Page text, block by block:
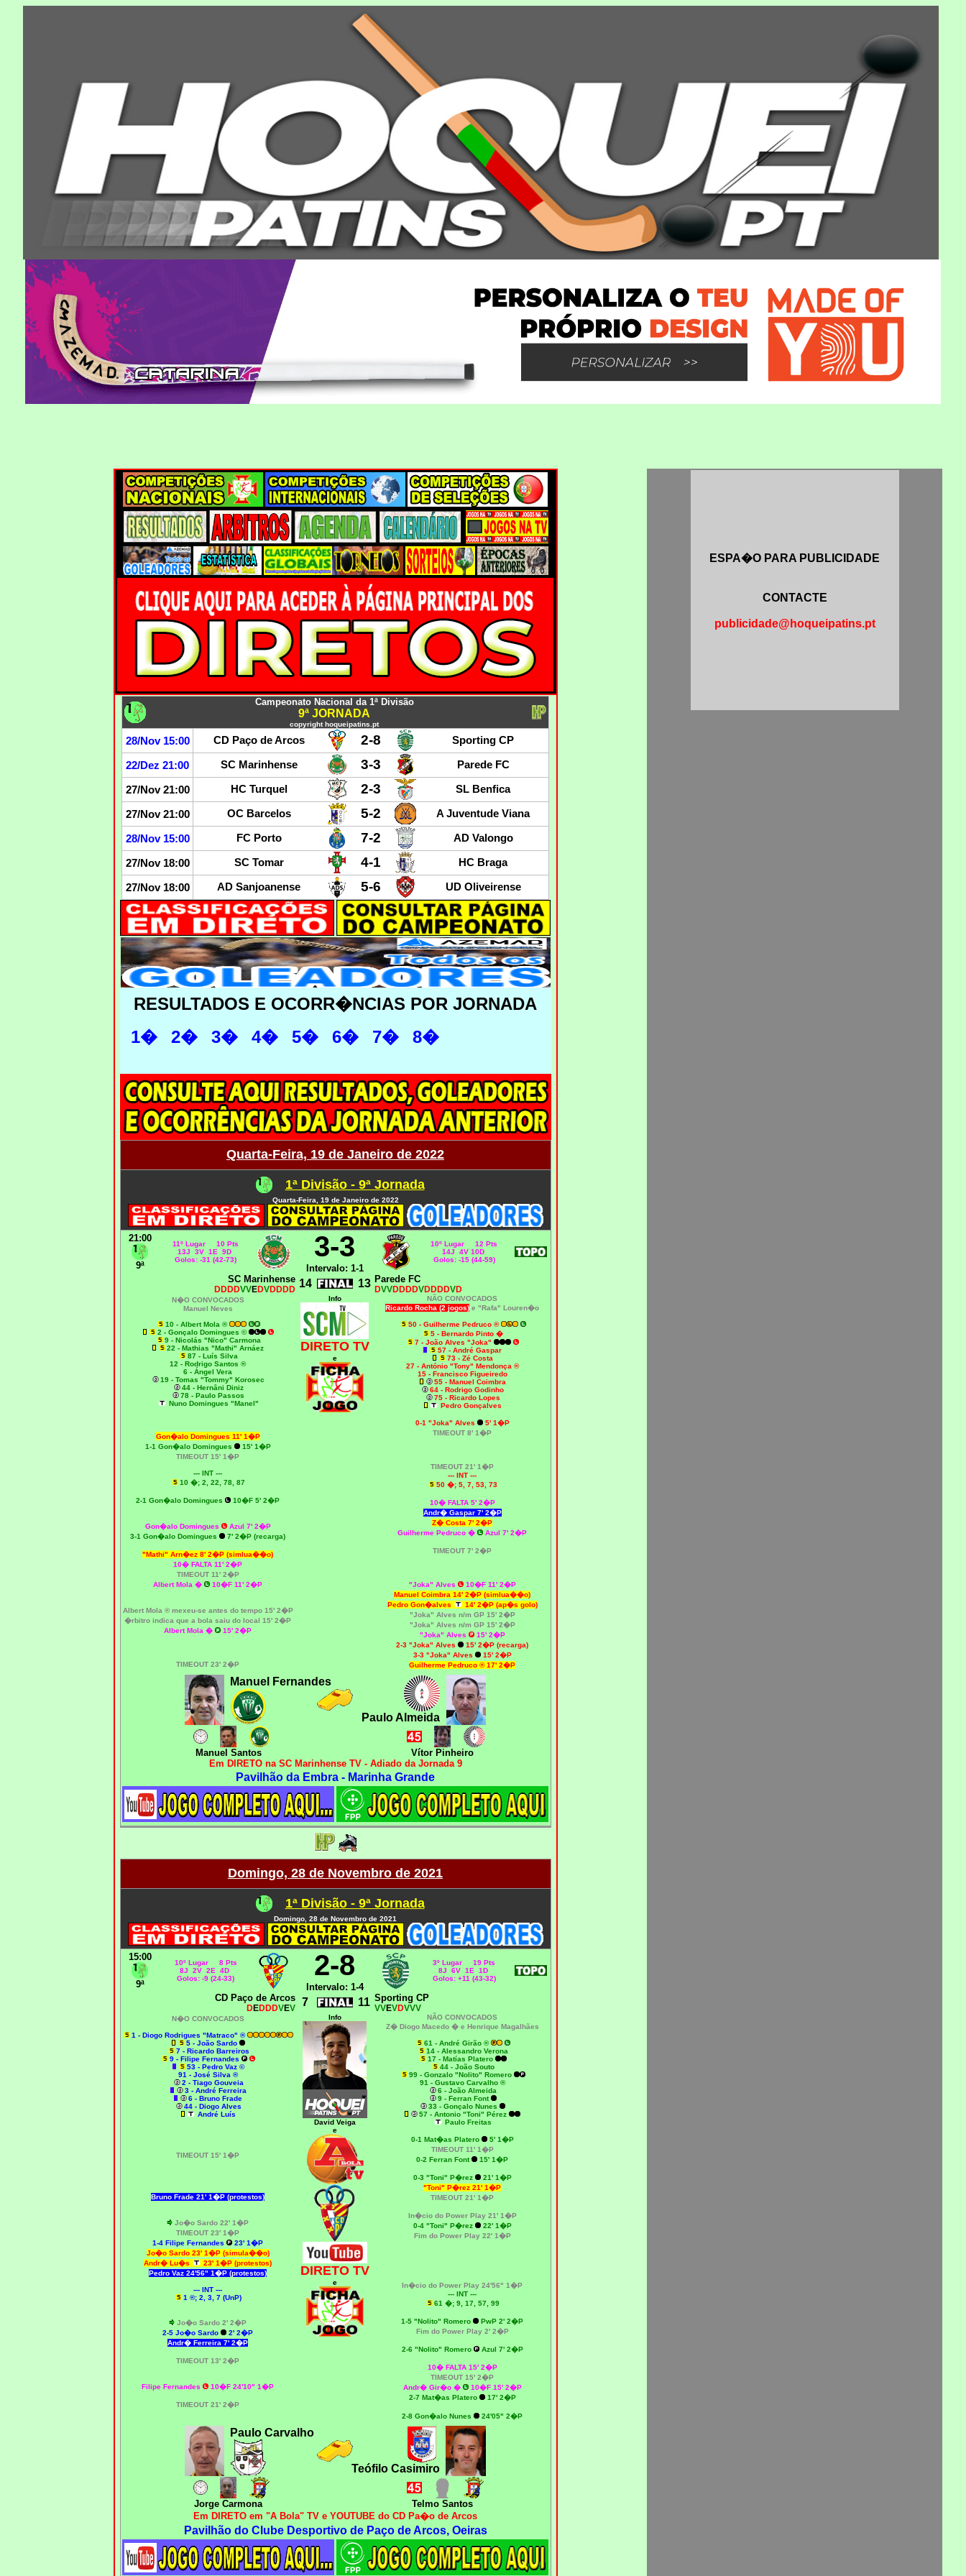
Campeonato Nacional da 1ª Divisão
9ª JORNADA
copyright hoqueipatins.pt
28/Nov 15:00 CD Paço de Arcos 2-8 Sporting CP
22/Dez 21:00 SC Marinhense 3-3 Parede FC
27/Nov 21:00 HC Turquel 2-3 SL Benfica
27/Nov 21:00 OC Barcelos 5-2 A Juventude Viana
28/Nov 15:00 FC Porto 7-2 AD Valongo
27/Nov 18:00 SC Tomar 4-1 HC Braga
27/Nov 18:00 AD Sanjoanense 5-6 UD Oliveirense
RESULTADOS E OCORR�NCIAS POR JORNADA
1�
2� 3� 4� 5� 6� 7� 8�
Quarta-Feira, 19 de Janeiro de 2022
1ª Divisão - 9ª Jornada
Quarta-Feira, 19 de Janeiro de 2022
21:00
9ª
11º Lugar 10 Pts
13J 3V 1E 9D
Golos: -31 (42-73)
3-3
Intervalo: 1-1
10º Lugar 12 Pts
14J 4V 10D
Golos: -15 (44-59)
SC Marinhense
DDDDVVEDVDDDD 14 13 Parede FC
DVVDDDDVDDDDVD
N�O CONVOCADOS
Manuel Neves
10 - Albert Mola ®
2 - Gonçalo Domingues ©
9 - Nicolás "Nico" Carmona
22 - Mathias "Mathi" Arnáez
87 - Luís Silva
12 - Rodrigo Santos ®
6 - Ángel Vera
19 - Tomas "Tommy" Korosec
44 - Hernâni Diniz
78 - Paulo Passos
Nuno Domingues "Manel"
Gon�alo Domingues 11' 1�P
1-1 Gon�alo Domingues
15' 1�P
TIMEOUT 15' 1�P
--- INT ---
10 �; 2, 22, 78, 87
2-1 Gon�alo Domingues 10�F 5' 2�P
Gon�alo Domingues
Azul 7' 2�P
3-1 Gon�alo Domingues
7' 2�P (recarga)
"Mathi" Arn�ez 8' 2�P (simlua��o)
10� FALTA 11' 2�P
TIMEOUT 11' 2�P
Albert Mola �
10�F 11' 2�P
Albert Mola ® mexeu-se antes do tempo 15' 2�P
�rbitro indica que a bola saiu do local 15' 2�P
Albert Mola �
15' 2�P
TIMEOUT 23' 2�P
Info
DIRETO TV
e
NÃO CONVOCADOS
Ricardo Rocha (2 jogos) e "Rafa" Louren�o
50 - Guilherme Pedruco ®
5 - Bernardo Pinto �
7 - João Alves "Joka"
57 - André Gaspar
73 - Zé Costa
27 - António "Tony" Mendonça ®
15 - Francisco Figueiredo
55 - Manuel Coimbra
64 - Rodrigo Godinho
75 - Ricardo Lopes
Pedro Gonçalves
0-1 "Joka" Alves
5' 1�P
TIMEOUT 8' 1�P
TIMEOUT 21' 1�P
--- INT ---
50 �; 5, 7, 53, 73
10� FALTA 5' 2�P
Andr� Gaspar7' 2�P
Z� Costa 7' 2�P
Guilherme Pedruco �
Azul 7' 2�P
TIMEOUT 7' 2�P
"Joka" Alves
10�F 11' 2�P
Manuel Coimbra 14' 2�P (simlua��o)
Pedro Gon�alves
14' 2�P (ap�s golo)
"Joka" Alves n/m GP 15' 2�P
"Joka" Alves n/m GP 15' 2�P
"Joka" Alves
15' 2�P
2-3 "Joka" Alves
15' 2�P (recarga)
3-3 "Joka" Alves
15' 2�P
Guilherme Pedruco ® 17' 2�P
Manuel Fernandes
Paulo Almeida
Manuel Santos
Vítor Pinheiro
Em DIRETO na SC Marinhense TV - Adiado da Jornada 9
Pavilhão da Embra - Marinha Grande
Domingo, 28 de Novembro de 2021
1ª Divisão - 9ª Jornada
Domingo, 28 de Novembro de 2021
15:00
9ª
10º Lugar 8 Pts
8J 2V 2E 4D
Golos: -9 (24-33)
2-8
Intervalo: 1-4
3º Lugar 19 Pts
8J 6V 1E 1D
Golos: +11 (43-32)
CD Paço de Arcos
DEDDDVEV 7 11 Sporting CP
VVEVDVVV
N�O CONVOCADOS
1 - Diogo Rodrigues "Matraco" ®
5 - João Sardo
7 - Ricardo Barreiros
9 - Filipe Fernandes
53 - Pedro Vaz ©
91 - José Silva ®
2 - Tiago Gouveia
3 - André Ferreira
6 - Bruno Frade
44 - Diogo Alves
André Luís
TIMEOUT 15' 1�P
Bruno Frade 21' 1�P (protestos)
Jo�o Sardo 22' 1�P
TIMEOUT 23' 1�P
1-4 Filipe Fernandes
23' 1�P
Jo�o Sardo 23' 1�P (simula��o)
Andr� Lu�s
23' 1�P (protestos)
Pedro Vaz 24'56" 1�P (protestos)
--- INT ---
1 ®; 2, 3, 7 (UnP)
Jo�o Sardo 2' 2�P
2-5 Jo�o Sardo
2' 2�P
Andr� Ferreira 7' 2�P
TIMEOUT 13' 2�P
Filipe Fernandes 10�F 24'10" 1�P
TIMEOUT 21' 2�P
Info
David Veiga
e
DIRETO TV
e
NÃO CONVOCADOS
Z� Diogo Macedo �e Henrique Magalhães
61 - André Girão ®
14 - Alessandro Verona
17 - Matías Platero
44 - João Souto
99 - Gonzalo "Nolito" Romero
91 - Gustavo Carvalho ®
6 - João Almeida
9 - Ferran Font
33 - Gonçalo Nunes
57 - Antonio "Toni" Pérez
Paulo Freitas
0-1 Mat�as Platero
5' 1�P
TIMEOUT 11' 1�P
0-2 Ferran Font
15' 1�P
0-3 "Toni" P�rez
21' 1�P
"Toni" P�rez 21' 1�P
TIMEOUT 21' 1�P
In�cio do Power Play 21' 1�P
0-4 "Toni" P�rez
22' 1�P
Fim do Power Play 22' 1�P
In�cio do Power Play 24'56" 1�P
--- INT ---
61 �; 9, 17, 57, 99
1-5 "Nolito" Romero
PwP 2' 2�P
Fim do Power Play 2' 2�P
2-6 "Nolito" Romero Azul 7' 2�P
10� FALTA 15' 2�P
TIMEOUT 15' 2�P
Andr� Gir�o�
10�F 15' 2�P
2-7 Mat�as Platero 17' 2�P
2-8 Gon�alo Nunes 24'05" 2�P
Paulo Carvalho
Teófilo Casimiro
Jorge Carmona
Telmo Santos
Em DIRETO em "A Bola" TV e YOUTUBE do CD Pa�o de Arcos
Pavilhão do Clube Desportivo de Paço de Arcos, Oeiras
ESPA�O PARA PUBLICIDADE
CONTACTE
publicidade@hoqueipatins.pt